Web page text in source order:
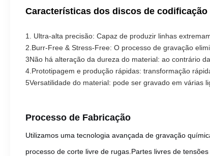
Características dos discos de codificação
1. Ultra-alta precisão: Capaz de produzir linhas
2.Burr-Free & Stress-Free: O processo de gravação
3Não há alteração da dureza do material: ao contrário
4.Prototipagem e produção rápidas: transformação
5Versatilidade do material: pode ser gravado em várias
Processo de Fabricação
Utilizamos uma tecnologia avançada de gravação
processo de corte livre de rugas.Partes livres de